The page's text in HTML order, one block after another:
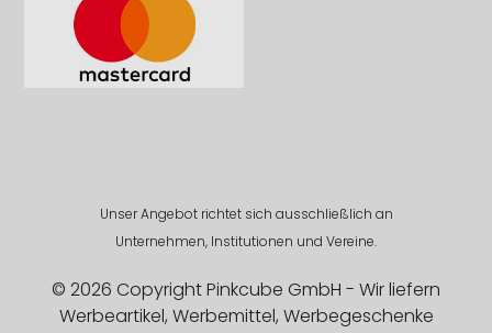
Unser Angebot richtet sich ausschließlich an
Unternehmen, Institutionen und Vereine.
© 2026 Copyright Pinkcube GmbH - Wir liefern
Werbeartikel, Werbemittel, Werbegeschenke